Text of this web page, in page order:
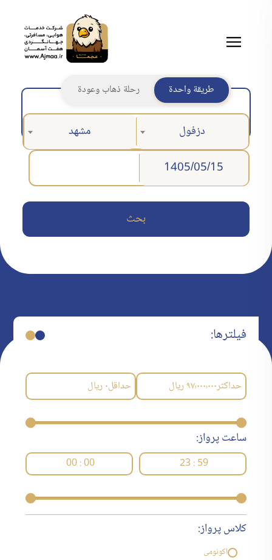
طريقة واحدة رحلة ذهاب وعودة
دزفول مشهد
بحث
فیلترها:
حداکثر۹۷٬۰۰۰٬۰۰۰ریال حداقل۰ریال
ساعت پرواز:
23 : 59
00 : 00
کلاس پرواز:
اکونومی